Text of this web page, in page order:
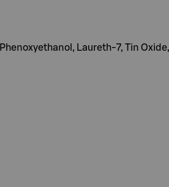
Laureth-7, Tin